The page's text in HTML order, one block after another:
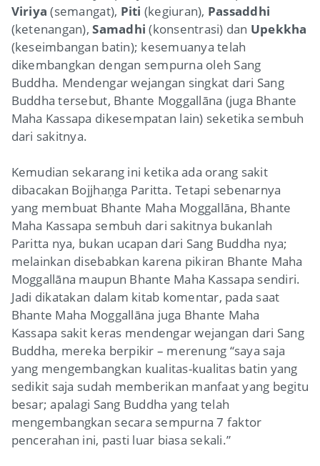
Viriya (semangat), Piti (kegiuran), Passaddhi
(ketenangan),Samadhi (konsentrasi) dan Upekkha
(keseimbangan batin); kesemuanya telah
dikembangkan dengan sempurna oleh Sang
Buddha. Mendengar wejangan singkat dari Sang
Buddha tersebut, Bhante Moggallāna (juga Bhante
Maha Kassapa dikesempatan lain) seketika sembuh
dari sakitnya.
Kemudian sekarang ini ketika ada orang sakit
dibacakan Bojjhaṇga Paritta. Tetapi sebenarnya
yang membuat Bhante Maha Moggallāna, Bhante
Maha Kassapa sembuh dari sakitnya bukanlah
Paritta nya, bukan ucapan dari Sang Buddha nya;
melainkan disebabkan karena pikiran Bhante Maha
Moggallāna maupun Bhante Maha Kassapa sendiri.
Jadi dikatakan dalam kitab komentar, pada saat
Bhante Maha Moggallāna juga Bhante Maha
Kassapa sakit keras mendengar wejangan dari Sang
Buddha, mereka berpikir – merenung “saya saja
yang mengembangkan kualitas-kualitas batin yang
sedikit saja sudah memberikan manfaat yang begitu
besar; apalagi Sang Buddha yang telah
mengembangkan secara sempurna 7 faktor
pencerahan ini, pasti luar biasa sekali.”